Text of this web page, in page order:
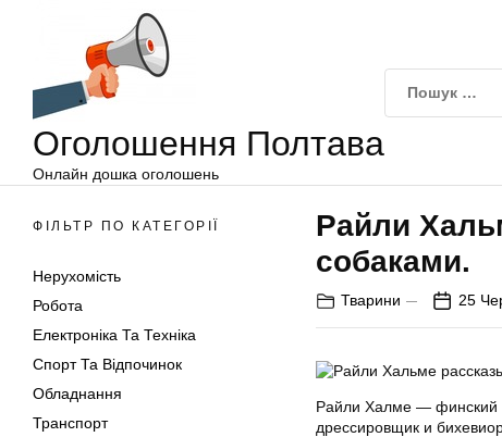
Оголошення Полтава
Онлайн дошка оголошень
ФІЛЬТР ПО КАТЕГОРІЇ
Нерухомість
Робота
Електроніка Та Техніка
Спорт Та Відпочинок
Обладнання
Транспорт
Райли
собаками.
Тварини 25
Райли Халме — финский
дрессировщик и